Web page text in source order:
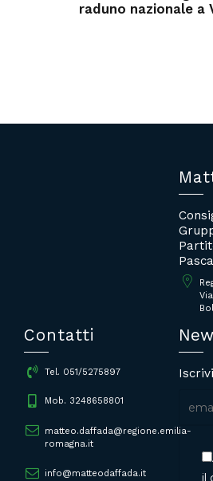
raduno nazionale a
Contatti
Tel. 051/5275897
Mob. 3248658801
matteo.daffada@regione.emilia-
romagna.it
info@matteodaffada.it
il